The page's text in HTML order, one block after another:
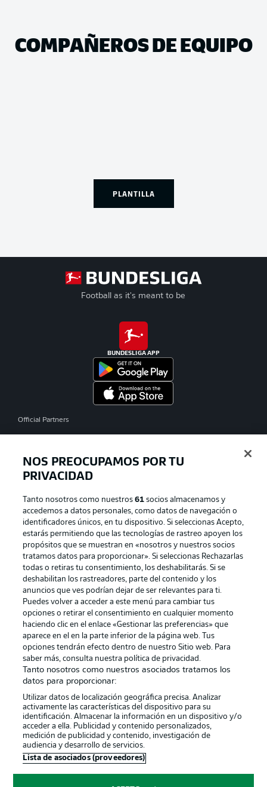
COMPAÑEROS DE EQUIPO
PLANTILLA
Football as it's meant to be
BUNDESLIGA APP
Official Partners
Publicidad Aviso legal
Gestionar las preferencias Declaracion de privacidad
Canales Trabajos
Jugadores Condiciones de uso
Sello Editorial Contacto
© 2026 Bundesliga-Gruppe GmbH
Elegir idioma
NOS PREOCUPAMOS POR TU
PRIVACIDAD
Tanto nosotros como nuestros61 socios almacenamos y
accedemos a datos personales, como datos de navegación o
identificadores únicos, en tu dispositivo. Si seleccionas Acepto,
estarás permitiendo que las tecnologías de rastreo apoyen los
propósitos que se muestran en «nosotros y nuestros socios
tratamos datos para proporcionar». Si seleccionas Rechazarlas
todas o retiras tu consentimiento, los deshabilitarás. Si se
deshabilitan los rastreadores, parte del contenido y los
anuncios que ves podrían dejar de ser relevantes para ti.
Puedes volver a acceder a este menú para cambiar tus
opciones o retirar el consentimiento en cualquier momento
haciendo clic en el enlace «Gestionar las preferencias» que
aparece en el en la parte inferior de la página web. Tus
opciones tendrán efecto dentro de nuestro Sitio web. Para
saber más, consulta nuestra política de privacidad.
Tanto nosotros como nuestros asociados tratamos los
datos para proporcionar:
Utilizar datos de localización geográfica precisa. Analizar
activamente las características del dispositivo para su
identificación. Almacenar la información en un dispositivo y/o
acceder a ella. Publicidad y contenido personalizados,
medición de publicidad y contenido, investigación de
audiencia y desarrollo de servicios.
Lista de asociados (proveedores)